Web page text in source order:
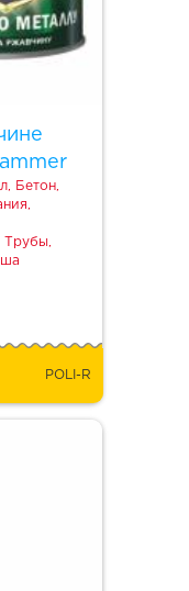
Бетон,
Трубы,
POLI-R